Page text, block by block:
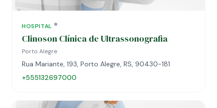
HOSPITAL
Clinoson Clínica de Ultrassonografia
Porto Alegre
Rua Mariante, 193, Porto Alegre, RS, 90430-181
+555132697000